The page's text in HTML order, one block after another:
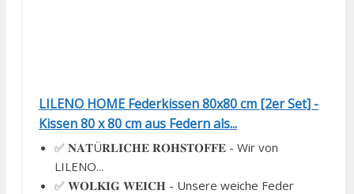
LILENO HOME Federkissen 80x80 cm [2er Set] -
Kissen 80 x 80 cm aus Federn als...
✅ 𝐍𝐀𝐓Ü𝐑𝐋𝐈𝐂𝐇𝐄 𝐑𝐎𝐇𝐒𝐓𝐎𝐅𝐅𝐄 - Wir von
LILENO...
✅ 𝐖𝐎𝐋𝐊𝐈𝐆 𝐖𝐄𝐈𝐂𝐇 - Unsere weiche Feder